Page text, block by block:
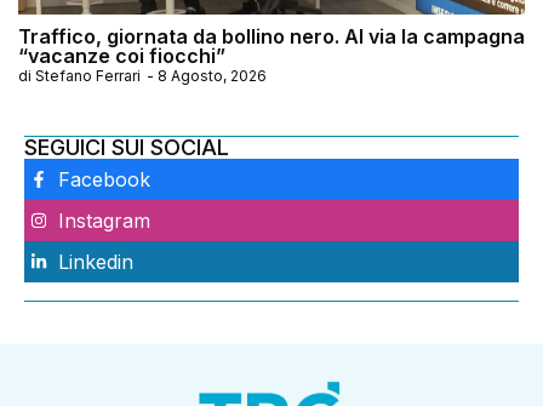
Traffico, giornata da bollino nero. Al via la campagna
“vacanze coi fiocchi”
di Stefano Ferrari - 8 Agosto, 2026
SEGUICI SUI SOCIAL
Facebook
Instagram
Linkedin